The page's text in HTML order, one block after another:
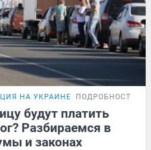
НА УКРАИНЕ ПОДРОБНОСТИ
будут платить
Разбираемся в
и законах